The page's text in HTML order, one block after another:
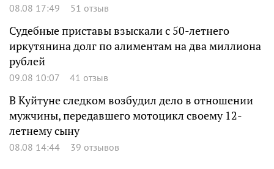
08.08 17:49 51 отзыв
Судебные приставы взыскали с 50-летнего
иркутянина долг по алиментам на два миллиона
рублей
09.08 10:07 41 отзыв
В Куйтуне следком возбудил дело в отношении
мужчины, передавшего мотоцикл своему 12-
летнему сыну
08.08 14:44 39 отзывов